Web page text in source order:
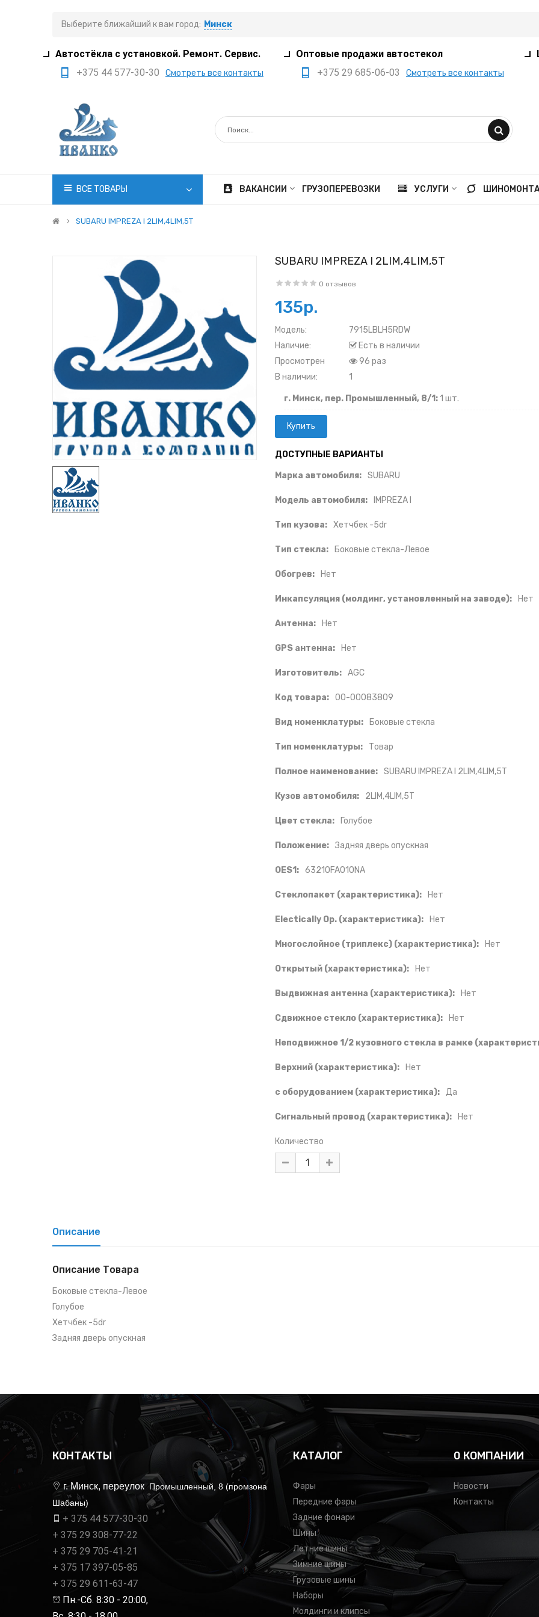
Выберите ближайший к вам город: Минск
Автостёкла с установкой. Ремонт. Сервис.
+375 44 577-30-30
Смотреть все контакты
+375 29 705-41-21
+375 17 397-05-85
office@ivanko.by
Минск, переулок
Промышленный,8/5
Вс. 8:30 - 18:00
Оптовые продажи автостекол
+375 29 685-06-03
Смотреть все контакты
+375 29 385-05-03
+375 29 559-41-21
Минск, переулок
Вс выходной
ВСЕ ТОВАРЫ ВАКАНСИИ ГРУЗОПЕРЕВОЗКИ УСЛУГИ
SUBARU IMPREZA I 2LIM,4LIM,5T
SUBARU IMPREZA I 2LIM,4LIM,5T
0 отзывов
135р.
Модель:
7915LBLH5RDW
Наличие:
Есть в наличии
Просмотрен
96 раз
В наличии:
1
г. Минск, пер. Промышленный, 8/1:1 шт.
ДОСТУПНЫЕ ВАРИАНТЫ
Марка автомобиля: SUBARU
Модель автомобиля: IMPREZA I
Тип кузова: Хетчбек -5dr
Тип стекла: Боковые стекла-Левое
Обогрев: Нет
Инкапсуляция (молдинг, установленный на заводе): Нет
Антенна: Нет
GPS антенна: Нет
Изготовитель: AGC
Код товара: 00-00083809
Вид номенклатуры: Боковые стекла
Тип номенклатуры: Товар
Полное наименование: SUBARU IMPREZA I 2LIM,4LIM,5T
Кузов автомобиля: 2LIM,4LIM,5T
Цвет стекла: Голубое
Положение: Задняя дверь опускная
OES1: 63210FA010NA
Стеклопакет (характеристика): Нет
Electically Op. (характеристика): Нет
Многослойное (триплекс) (характеристика): Нет
Открытый (характеристика): Нет
Выдвижная антенна (характеристика): Нет
Сдвижное стекло (характеристика): Нет
Неподвижное 1/2 кузовного стекла в рамке
Верхний (характеристика): Нет
с оборудованием (характеристика): Да
Сигнальный провод (характеристика): Нет
Количество
Описание
Описание Товара
Боковые стекла-Левое
Голубое
Хетчбек -5dr
Задняя дверь опускная
КОНТАКТЫ
г. Минск, переулок Промышленный, 8 (промзона
Шабаны)
+ 375 44 577-30-30
+ 375 29 308-77-22
+ 375 29 705-41-21
+ 375 17 397-05-85
+ 375 29 611-63-47
Пн.-Сб. 8:30 - 20:00,
КАТАЛОГ
Фары
Передние фары
Задние фонари
Шины
Летние шины
Зимние шины
Грузовые шины
Наборы
Молдинги и клипсы
0 КОМПАНИИ
Новости
Контакты